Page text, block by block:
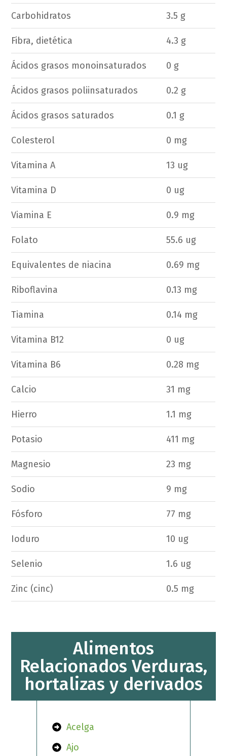
Carbohidratos 3.5 g
Fibra, dietética 4.3 g
Ácidos grasos monoinsaturados 0 g
Ácidos grasos poliinsaturados 0.2 g
Ácidos grasos saturados 0.1 g
Colesterol 0 mg
Vitamina A 13 ug
Vitamina D 0 ug
Viamina E 0.9 mg
Folato 55.6 ug
Equivalentes de niacina 0.69 mg
Riboflavina 0.13 mg
Tiamina 0.14 mg
Vitamina B12 0 ug
Vitamina B6 0.28 mg
Calcio 31 mg
Hierro 1.1 mg
Potasio 411 mg
Magnesio 23 mg
Sodio 9 mg
Fósforo 77 mg
Ioduro 10 ug
Selenio 1.6 ug
Zinc (cinc) 0.5 mg
Alimentos
Relacionados Verduras,
hortalizas y derivados
Acelga
Ajo